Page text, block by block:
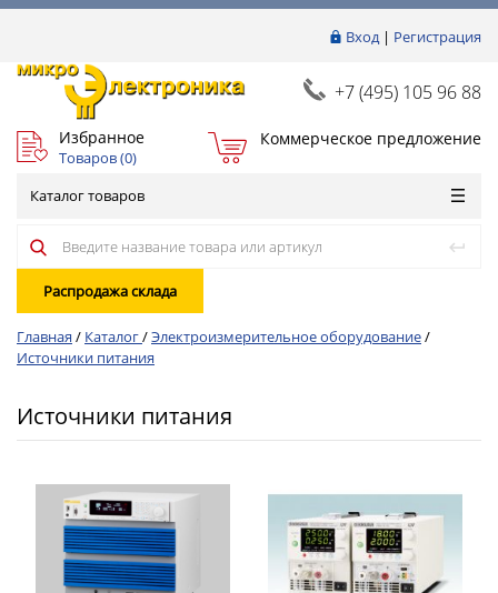
Вход| Регистрация
+7 (495) 105 96 88
Избранное
Товаров (0)
Коммерческое предложение
Каталог товаров
Распродажа склада
Главная / Каталог/Электроизмерительное оборудование/
Источники питания
Источники питания